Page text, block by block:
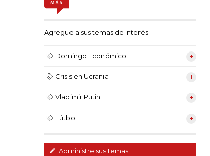
Agregue a sus temas de interés
Domingo Económico
Crisis en Ucrania
Vladimir Putin
Fútbol
Administre sus temas